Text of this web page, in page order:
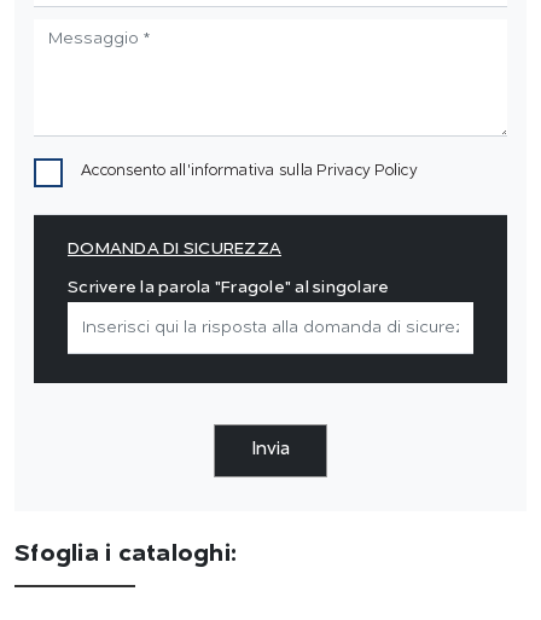
Acconsento all'informativa sulla Privacy Policy
DOMANDA DI SICUREZZA
Scrivere la parola "Fragole" al singolare
Invia
Sfoglia i cataloghi: